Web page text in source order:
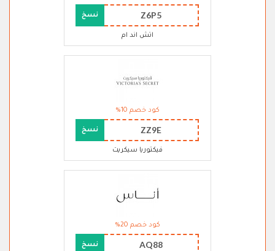
Z6P5 نسخ
اتش اند ام
كود خصم 10%
ZZ9E نسخ
فيكتوريا سيكريت
كود خصم 20%
AQ88 نسخ